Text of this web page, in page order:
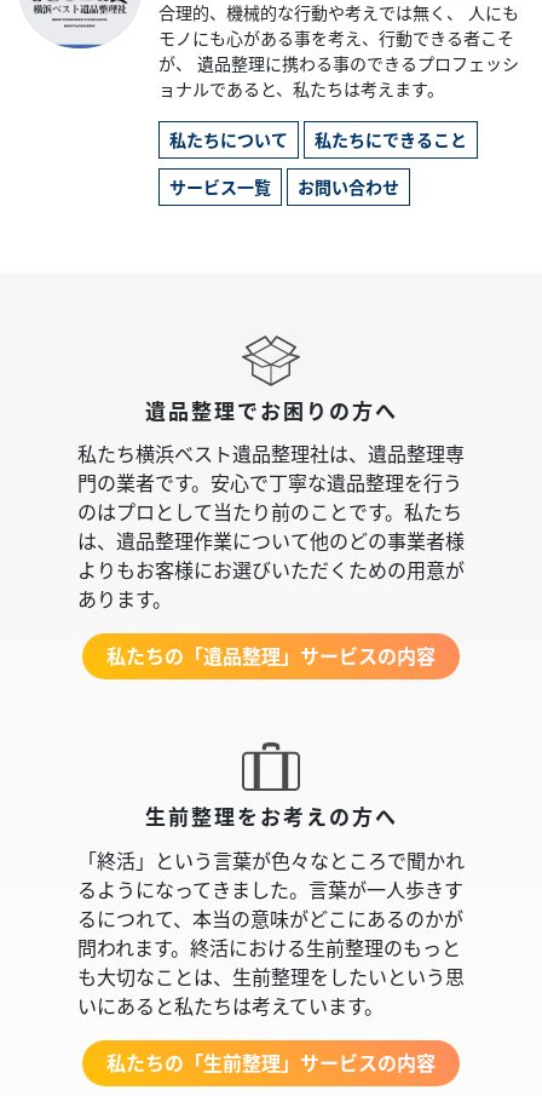
合理的、機械的な行動や考えでは無く、 人にも
モノにも心がある事を考え、行動できる者こそ
が、 遺品整理に携わる事のできるプロフェッシ
ョナルであると、私たちは考えます。
私たちについて 私たちにできること
サービス一覧 お問い合わせ
遺品整理でお困りの方へ
私たち横浜ベスト遺品整理社は、遺品整理専
門の業者です。安心で丁寧な遺品整理を行う
のはプロとして当たり前のことです。私たち
は、遺品整理作業について他のどの事業者様
よりもお客様にお選びいただくための用意が
あります。
私たちの「遺品整理」サービスの内容
生前整理をお考えの方へ
「終活」という言葉が色々なところで聞かれ
るようになってきました。言葉が一人歩きす
るにつれて、本当の意味がどこにあるのかが
問われます。終活における生前整理のもっと
も大切なことは、生前整理をしたいという思
いにあると私たちは考えています。
私たちの「生前整理」サービスの内容